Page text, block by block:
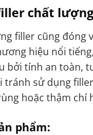
chất
filler cũng đóng
hiệu nổi
bởi tính an toàn,
tránh sử dụng
hoặc thậm chí
phẩm: